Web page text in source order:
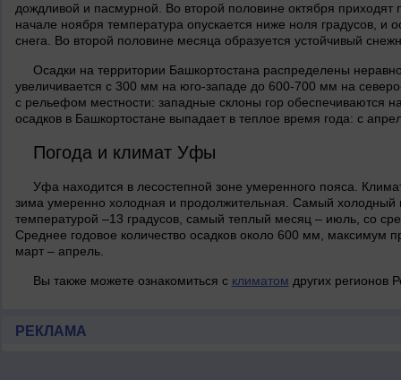
дождливой и пасмурной. Во второй половине октября приходят
начале ноября температура опускается ниже ноля градусов, и
снега. Во второй половине месяца образуется устойчивый
Осадки на территории Башкортостана распределены
увеличивается с 300 мм на юго-западе до 600-700 мм на
с рельефом местности: западные склоны гор обеспечиваются
осадков в Башкортостане выпадает в теплое время года: с
Погода и климат Уфы
Уфа находится в лесостепной зоне умеренного пояса.
зима умеренно холодная и продолжительная. Самый холодный
температурой –13 градусов, самый теплый месяц – июль, со
Среднее годовое количество осадков около 600 мм, максимум
март – апрель.
Вы также можете ознакомиться с климатом других регионов
РЕКЛАМА